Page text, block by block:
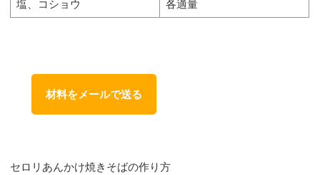
塩、コショウ 各適量
材料をメールで送る
セロリあんかけ焼きそばの作り方